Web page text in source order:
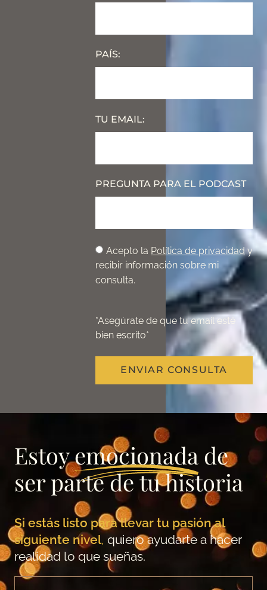
PAÍS:
TU EMAIL:
PREGUNTA PARA EL PODCAST
Acepto la Política de privacidady
recibir información sobre mi
consulta.
*Asegúrate de que tu email esté
bien escrito*
ENVIAR CONSULTA
Estoyemocionadade
ser parte de tu historia
Si estás listo para llevar tu pasión al
siguiente nivel, quiero ayudarte a hacer
realidad lo que sueñas.